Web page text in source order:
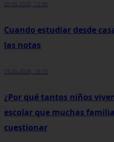
20-05-2026, 12:00
Cuando estudiar desde
las notas
15-05-2026, 19:15
¿Por qué tantos niños
escolar que muchas
cuestionar